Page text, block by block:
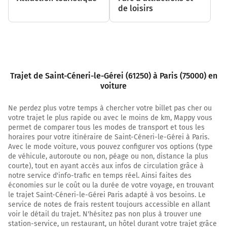
Prendre à droite et rejoindre N12. Continuer sur
43 kilomètres
Au rond-point, prendre la 3ème sortie sur N12 et
continuer sur 1,7 kilomètre
Dreux
Evreux
Tourouvre
Longny-au-Perche
Verneuil-sur-Avre
Continuer N12 D282 (Grands Champs) sur 3,8
kilomètres
56 km
60 km
de loisirs
Trajet de Saint-Céneri-le-Gérei (61250) à Paris (75000) en
voiture
Ne perdez plus votre temps à chercher votre billet pas cher ou
votre trajet le plus rapide ou avec le moins de km, Mappy vous
permet de comparer tous les modes de transport et tous les
horaires pour votre itinéraire de Saint-Céneri-le-Gérei à Paris.
Avec le mode voiture, vous pouvez configurer vos options (type
de véhicule, autoroute ou non, péage ou non, distance la plus
courte), tout en ayant accès aux infos de circulation grâce à
notre service d'info-trafic en temps réel. Ainsi faites des
économies sur le coût ou la durée de votre voyage, en trouvant
le trajet Saint-Céneri-le-Gérei Paris adapté à vos besoins. Le
service de notes de frais restent toujours accessible en allant
voir le détail du trajet. N'hésitez pas non plus à trouver une
station-service, un restaurant, un hôtel durant votre trajet grâce